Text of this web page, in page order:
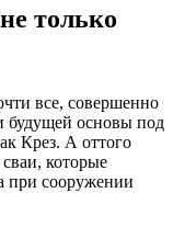
только
все, совершенно
будущей основы под
Крез. А оттого
которые
при сооружении